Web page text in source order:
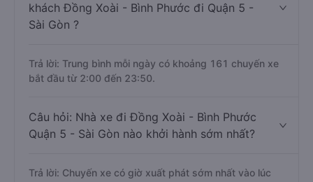
khách Đồng Xoài - Bình Phước đi Quận 5 -
Sài Gòn ?
Trả lời: Trung bình mỗi ngày có khoảng 161 chuyến xe
bắt đầu từ 2:00 đến 23:50.
Câu hỏi: Nhà xe đi Đồng Xoài - Bình Phước
Quận 5 - Sài Gòn nào khởi hành sớm nhất?
Trả lời: Chuyến xe có giờ xuất phát sớm nhất vào lúc